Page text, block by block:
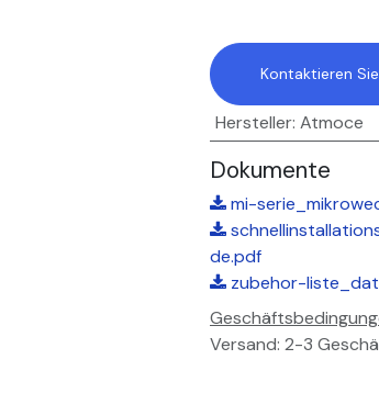
Kontaktieren
Hersteller: Atmoce
Dokumente
mi-
de.pdf
zubehor-
Versand: 2-3